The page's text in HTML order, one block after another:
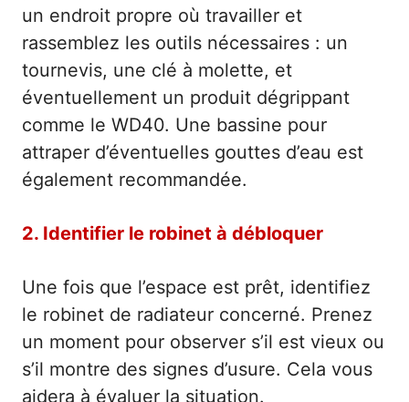
un endroit propre où travailler et
rassemblez les outils nécessaires : un
tournevis, une clé à molette, et
éventuellement un produit dégrippant
comme le WD40. Une bassine pour
attraper d’éventuelles gouttes d’eau est
également recommandée.
2. Identifier le robinet à débloquer
Une fois que l’espace est prêt, identifiez
le robinet de radiateur concerné. Prenez
un moment pour observer s’il est vieux ou
s’il montre des signes d’usure. Cela vous
aidera à évaluer la situation.